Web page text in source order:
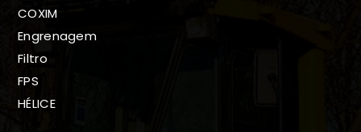
COXIM
Engrenagem
Filtro
FPS
HÉLICE